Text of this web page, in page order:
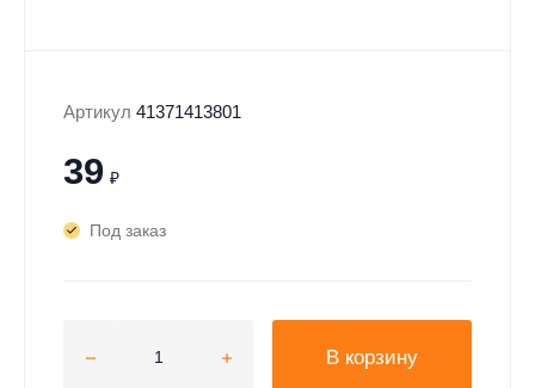
Артикул 41371413801
39 ₽
Под заказ
В корзину